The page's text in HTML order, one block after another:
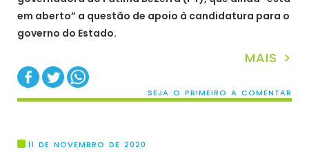
em aberto” a questão de apoio à candidatura para o
governo do Estado.
MAIS >
SEJA O PRIMEIRO A COMENTAR
11 DE NOVEMBRO DE 2020